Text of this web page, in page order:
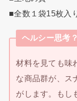
■全数１袋15枚入
ヘルシー思考？
材料を見ても味
な商品群が、ス
がします。もし